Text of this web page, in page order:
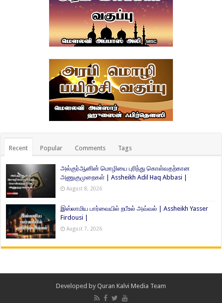
Recent Popular Comments Tags
அல்குர்ஆனின் மொழியை புரிந்து கொள்வதற்கான
அணுகுமுறைகள் | Assheikh Adil Haq Abbasi |
August 8, 2026
இஸ்லாமிய பார்வையில் றபீஉல் அவ்வல் | Assheikh Yasser
Firdousi |
August 7, 2026
Developed by Quran Kalvi Media Team